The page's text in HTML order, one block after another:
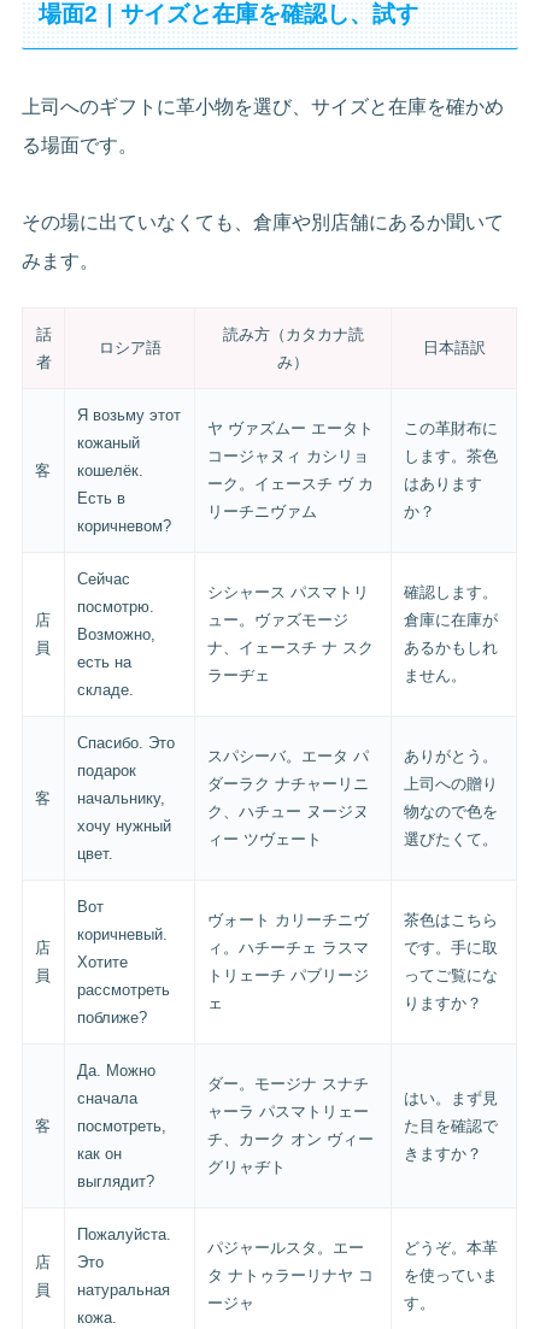
場面2｜サイズと在庫を確認し、試す
上司へのギフトに革小物を選び、サイズと在庫を確かめ
る場面です。
その場に出ていなくても、倉庫や別店舗にあるか聞いて
みます。
話
者
ロシア語
読み方（カタカナ読
み）
日本語訳
客
Я возьму этот
кожаный
кошелёк.
Есть в
коричневом?
ヤ ヴァズムー エータト
コージャヌィ カシリョ
ーク。イェースチ ヴ カ
リーチニヴァム
この革財布に
します。茶色
はあります
か？
店
員
Сейчас
посмотрю.
Возможно,
есть на
складе.
シシャース パスマトリ
ュー。ヴァズモージ
ナ、イェースチ ナ スク
ラーヂェ
確認します。
倉庫に在庫が
あるかもしれ
ません。
客
Спасибо. Это
подарок
начальнику,
хочу нужный
цвет.
スパシーバ。エータ パ
ダーラク ナチャーリニ
ク、ハチュー ヌージヌ
ィー ツヴェート
ありがとう。
上司への贈り
物なので色を
選びたくて。
店
員
Вот
коричневый.
Хотите
рассмотреть
поближе?
ヴォート カリーチニヴ
ィ。ハチーチェ ラスマ
トリェーチ パブリージ
ェ
茶色はこちら
です。手に取
ってご覧にな
りますか？
客
Да. Можно
сначала
посмотреть,
как он
выглядит?
ダー。モージナ スナチ
ャーラ パスマトリェー
チ、カーク オン ヴィー
グリャヂト
はい。まず見
た目を確認で
きますか？
店
員
Пожалуйста.
Это
натуральная
кожа.
パジャールスタ。エー
タ ナトゥラーリナヤ コ
ージャ
どうぞ。本革
を使っていま
す。